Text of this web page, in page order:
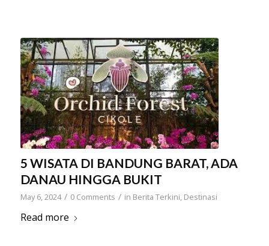
5 WISATA DI BANDUNG BARAT, ADA
DANAU HINGGA BUKIT
May 6, 2024 / 0 Comments / in Berita Terkini, Destinasi
Read more